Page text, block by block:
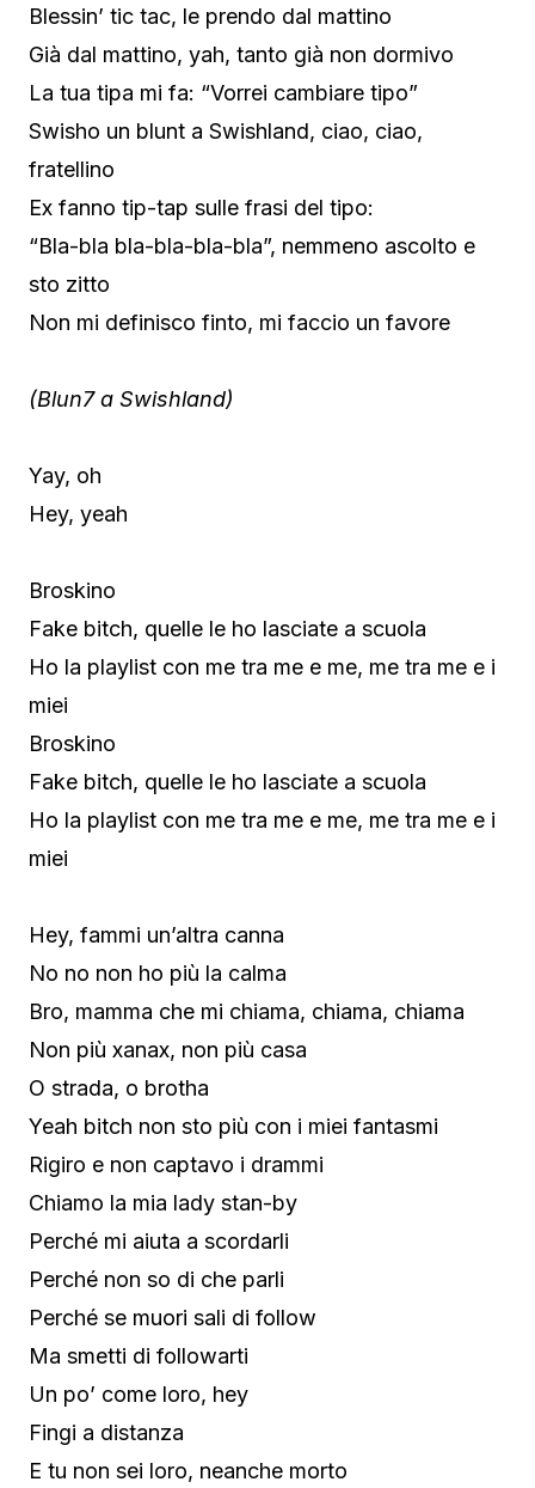
Blessin’ tic tac, le prendo dal mattino
Già dal mattino, yah, tanto già non dormivo
La tua tipa mi fa: “Vorrei cambiare tipo”
Swisho un blunt a Swishland, ciao, ciao,
fratellino
Ex fanno tip-tap sulle frasi del tipo:
“Bla-bla bla-bla-bla-bla”, nemmeno ascolto e
sto zitto
Non mi definisco finto, mi faccio un favore
(Blun7 a Swishland)
Yay, oh
Hey, yeah
Broskino
Fake bitch, quelle le ho lasciate a scuola
Ho la playlist con me tra me e me, me tra me e i
miei
Broskino
Fake bitch, quelle le ho lasciate a scuola
Ho la playlist con me tra me e me, me tra me e i
miei
Hey, fammi un’altra canna
No no non ho più la calma
Bro, mamma che mi chiama, chiama, chiama
Non più xanax, non più casa
O strada, o brotha
Yeah bitch non sto più con i miei fantasmi
Rigiro e non captavo i drammi
Chiamo la mia lady stan-by
Perché mi aiuta a scordarli
Perché non so di che parli
Perché se muori sali di follow
Ma smetti di followarti
Un po’ come loro, hey
Fingi a distanza
E tu non sei loro, neanche morto